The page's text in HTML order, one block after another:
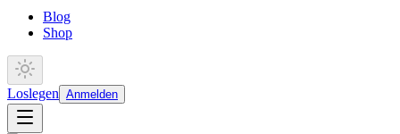
Blog
Shop
Loslegen Anmelden